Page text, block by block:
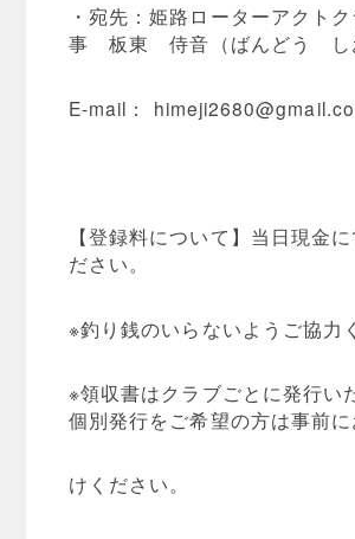
・宛先：姫路ローターアクト
事 板東 侍音（ばんどう し
E-mail：
【登録料について】当日現金に
ださい。
※釣り銭のいらないようご協力
※領収書はクラブごとに発行い
個別発行をご希望の方は事前
けください。